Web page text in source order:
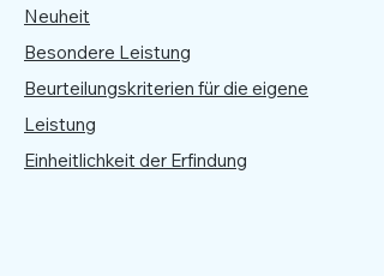
Neuheit
Besondere Leistung
Beurteilungskriterien für die eigene
Leistung
Einheitlichkeit der Erfindung